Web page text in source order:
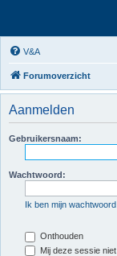
V&A
Forumoverzicht
Aanmelden
Gebruikersnaam:
Wachtwoord:
Ik ben mijn
Onthouden
Mij deze sessie